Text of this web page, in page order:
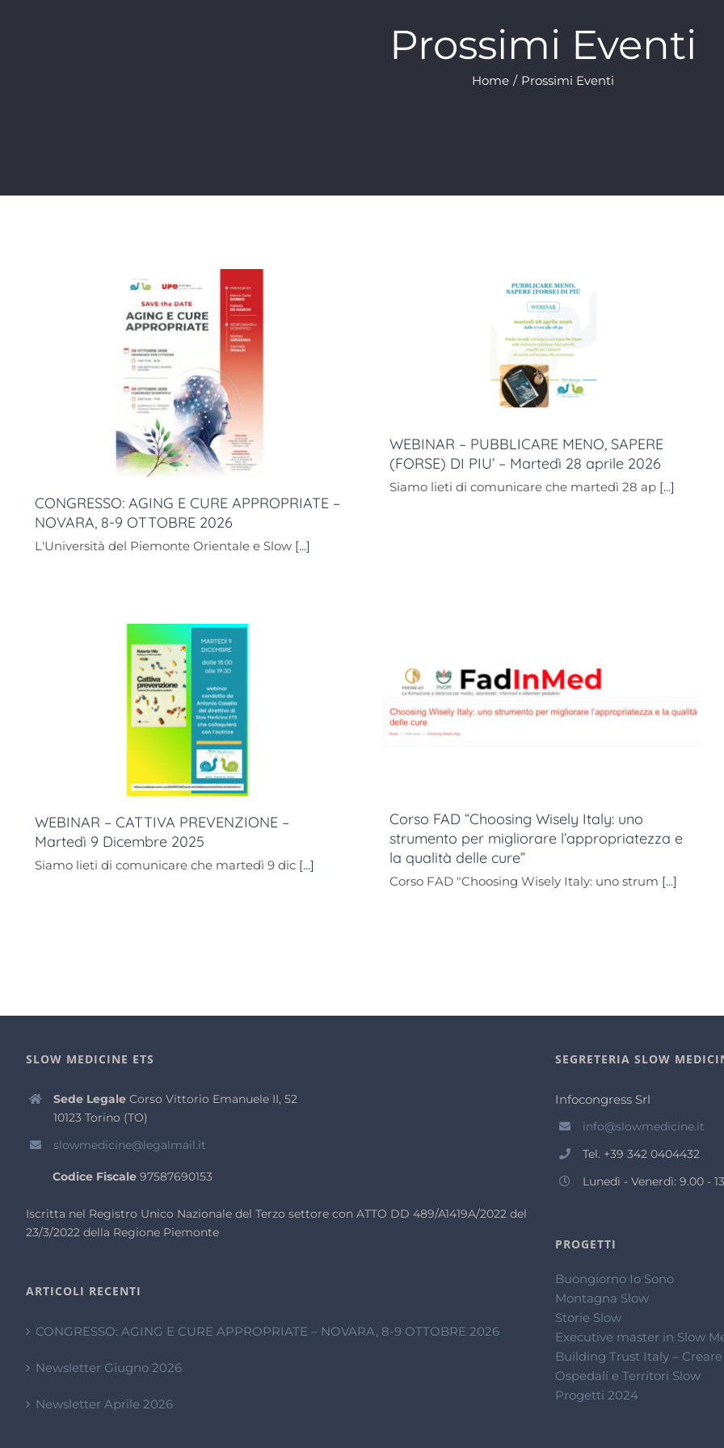
Prossimi Eventi
Home / Prossimi Eventi
CONGRESSO: AGING E CURE APPROPRIATE –
NOVARA, 8-9 OTTOBRE 2026
L'Università del Piemonte Orientale e Slow [...]
WEBINAR – PUBBLICARE MENO, SAPERE
(FORSE) DI PIU’ – Martedì 28 aprile 2026
Siamo lieti di comunicare che martedì 28 ap [...]
WEBINAR – CATTIVA PREVENZIONE –
Martedì 9 Dicembre 2025
Siamo lieti di comunicare che martedì 9 dic [...]
Corso FAD “Choosing Wisely Italy: uno
strumento per migliorare l’appropriatezza e
la qualità delle cure”
Corso FAD "Choosing Wisely Italy: uno strum [...]
SLOW MEDICINE ETS
Sede LegaleCorso Vittorio Emanuele II, 52
10123 Torino (TO)
slowmedicine@legalmail.it
Codice Fiscale97587690153
Iscritta nel Registro Unico Nazionale del Terzo settore con ATTO DD 489/A1419A/2022 del
23/3/2022 della Regione Piemonte
ARTICOLI RECENTI
CONGRESSO: AGING E CURE APPROPRIATE – NOVARA, 8-9 OTTOBRE 2026
Newsletter Giugno 2026
Newsletter Aprile 2026
SEGRETERIA SLOW
Infocongress Srl
info@slowmedicine.it
Tel. +39 342 0404432
Lunedì - Venerdì: 9.00 -
PROGETTI
Buongiorno Io Sono
Montagna Slow
Storie Slow
Executive master in Slow
Building Trust Italy –
Ospedali e Territori Slow
Progetti 2024